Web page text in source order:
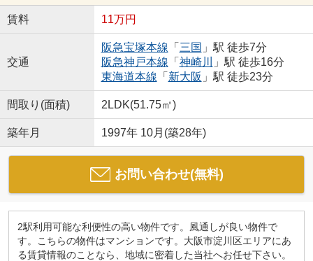
賃料 11万円
交通
阪急宝塚本線 「 三国 」駅 徒歩7分
阪急神戸本線 「 神崎川
」駅 徒歩16分
東海道本線 「 新大阪 」駅 徒歩23分
間取り(面積) 2LDK(51.75㎡)
築年月 1997年 10月(築28年)
お問い合わせ(無料)
2駅利用可能な利便性の高い物件です。風通しが良い物件で
す。こちらの物件はマンションです。大阪市淀川区エリアにあ
る賃貸情報のことなら、地域に密着した当社へお任せ下さい。